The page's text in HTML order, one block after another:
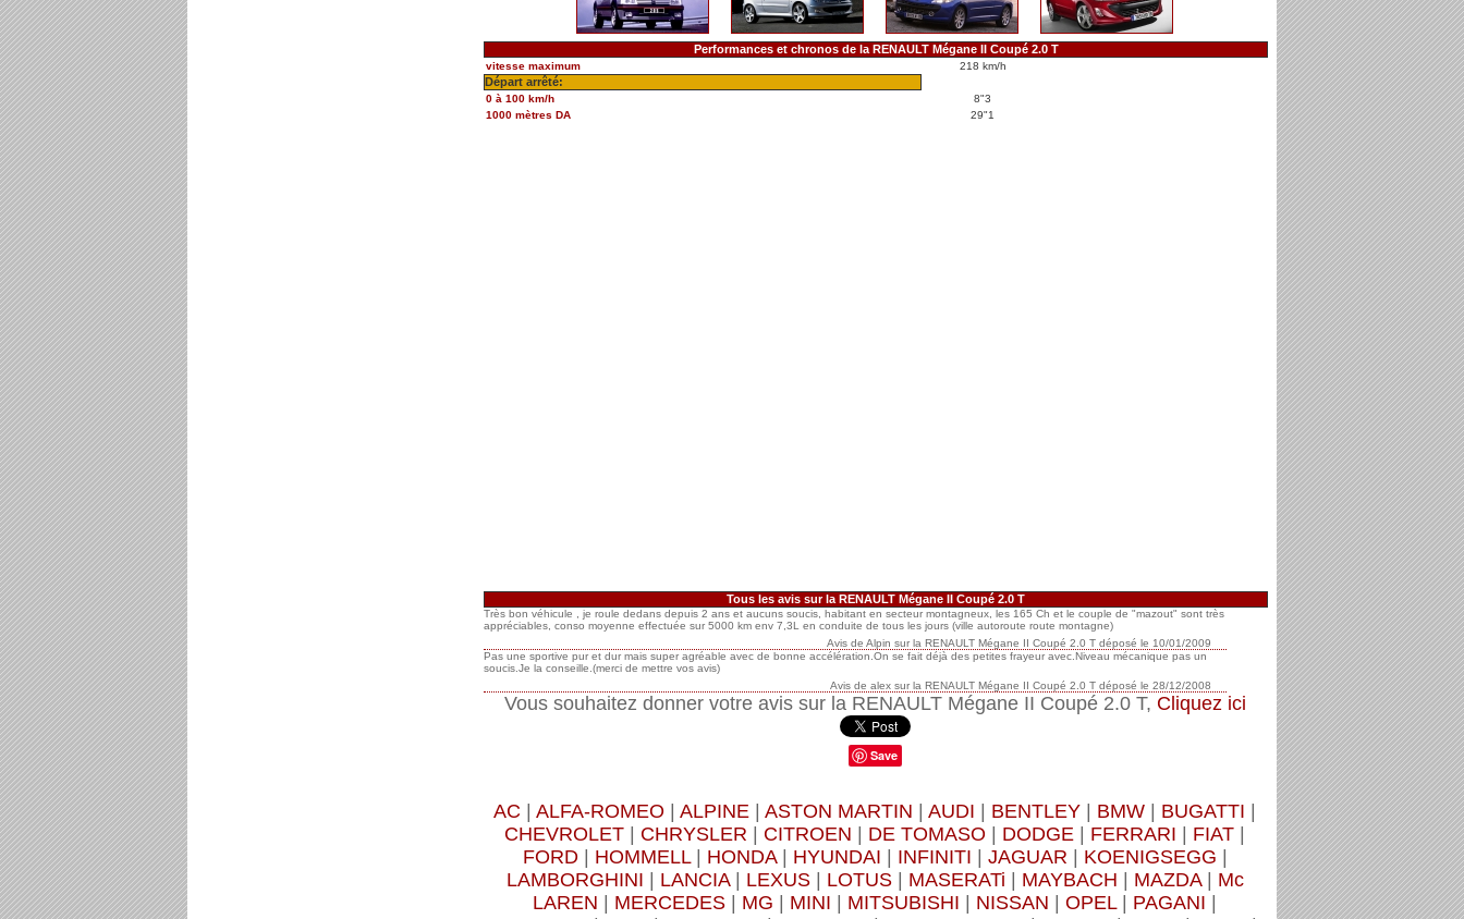
Performances et chronos de la RENAULT Mégane II Coupé 2.0 T
vitesse maximum 218 km/h
Départ arrêté:
0 à 100 km/h
8"3
1000 mètres DA
29"1
Tous les avis sur la RENAULT Mégane II Coupé 2.0 T
Très bon véhicule , je roule dedans depuis 2 ans et aucuns soucis, habitant en secteur montagneux, les 165 Ch et le couple de "mazout" sont très
appréciables, conso moyenne effectuée sur 5000 km env 7,3L en conduite de tous les jours (ville autoroute route montagne)
Avis de Alpin sur la RENAULT Mégane II Coupé 2.0 Tdéposé le 10/01/2009
Pas une sportive pur et dur mais super agréable avec de bonne accélération.On se fait déjà des petites frayeur avec.Niveau mécanique pas un
soucis.Je la conseille.(merci de mettre vos avis)
Avis de alexsur la RENAULT Mégane II Coupé 2.0 Tdéposé le 28/12/2008
Vous souhaitez donner votre avis sur la RENAULT Mégane II Coupé 2.0 T, Cliquez ici
Save
AC | ALFA-ROMEO | ALPINE | ASTON MARTIN | AUDI | BENTLEY | BMW | BUGATTI |
CHEVROLET | CHRYSLER | CITROEN | DE TOMASO | DODGE | FERRARI | FIAT |
FORD| HOMMELL| HONDA| HYUNDAI | INFINITI | JAGUAR | KOENIGSEGG |
LAMBORGHINI | LANCIA| LEXUS| LOTUS| MASERATi | MAYBACH | MAZDA| Mc
LAREN | MERCEDES | MG | MINI | MITSUBISHI | NISSAN | OPEL| PAGANI |